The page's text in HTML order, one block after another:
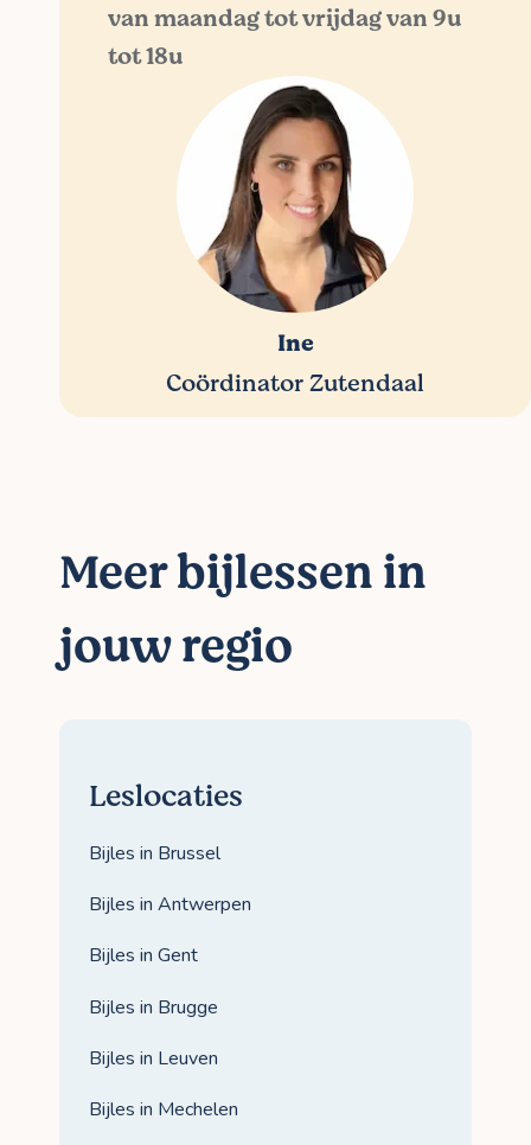
van maandag tot vrijdag van 9u
tot 18u
Ine
Coördinator Zutendaal
Meer bijlessen in
jouw regio
Leslocaties
Bijles in Brussel
Bijles in Antwerpen
Bijles in Gent
Bijles in Brugge
Bijles in Leuven
Bijles in Mechelen